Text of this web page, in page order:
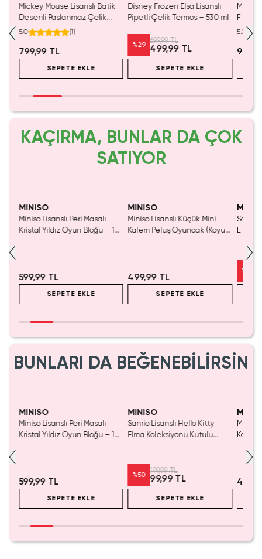
Mickey Mouse Lisanslı Batik
Desenli Paslanmaz Çelik
Bardak - 860 ml
5.0 (1)
799,99 TL
SEPETE EKLE
Disney Frozen Elsa Lisanslı
Pipetli Çelik Termos – 530 ml
%29
699,99 TL
499,99 TL
SEPETE EKLE
Miniso
Flip
Ml –
Pembe
5.0
KAÇIRMA, BUNLAR DA ÇOK
SATIYOR
MINISO
Miniso Lisanslı Peri Masalı
Kristal Yıldız Oyun Bloğu – 14
599,99 TL
SEPETE EKLE
MINISO
Miniso Lisanslı Küçük Mini
Kalem Peluş Oyuncak (Koyu
499,99 TL
SEPETE EKLE
Sanrio
Elma
%
BUNLARI DA BEĞENEBİLİRSİN
MINISO
Miniso Lisanslı Peri Masalı
Kristal Yıldız Oyun Bloğu – 14
599,99 TL
SEPETE EKLE
MINISO
Sanrio Lisanslı Hello Kitty
Elma Koleksiyonu Kutulu
%50
199,99 TL
99,99 TL
SEPETE EKLE
Miniso
Kalem